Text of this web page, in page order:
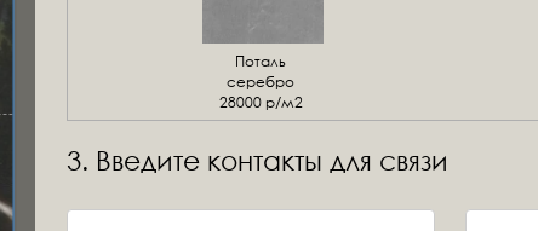
Поталь
серебро
28000 р/м2
3. Введите контакты для связи